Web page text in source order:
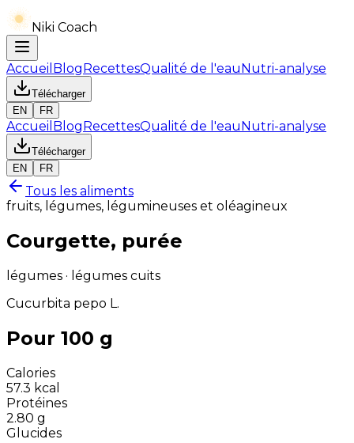
Niki Coach
Accueil BlogRecettesQualité de l'eauNutri-analyse
Télécharger
EN
FR
Accueil BlogRecettesQualité de l'eauNutri-analyse
Télécharger
EN
FR
Tous les aliments
fruits, légumes, légumineuses et oléagineux
Courgette, purée
légumes · légumes cuits
Cucurbita pepo L.
Pour 100 g
Calories
57.3 kcal
Protéines
2.80 g
Glucides